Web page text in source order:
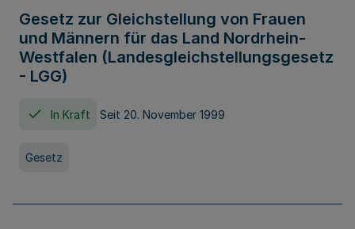
Gesetz zur Gleichstellung von Frauen
und Männern für das Land Nordrhein-
Westfalen (Landesgleichstellungsgesetz
- LGG)
In Kraft Seit 20. November 1999
Gesetz